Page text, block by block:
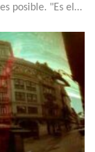
posible. "Es el…